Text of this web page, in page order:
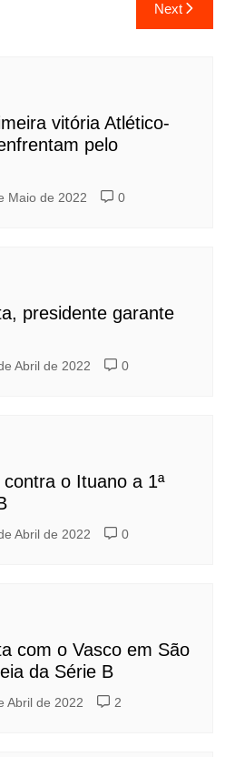
Next
vitória Atlético-
pelo
Maio de 2022 0
presidente garante
Abril de 2022 0
o Ituano a 1ª
Abril de 2022 0
com o Vasco em São
da Série B
Abril de 2022 2